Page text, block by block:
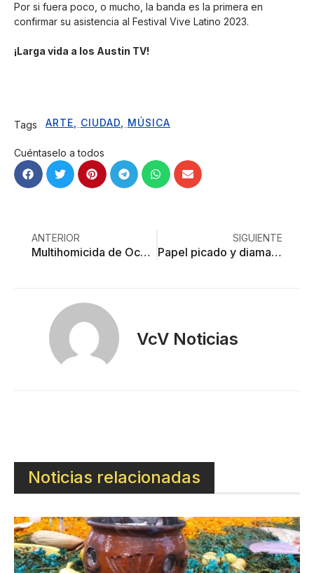
Por si fuera poco, o mucho, la banda es la primera en
confirmar su asistencia al Festival Vive Latino 2023.
¡Larga vida a los Austin TV!
Tags ARTE CIUDAD MÚSICA
Cuéntaselo a todos
ANTERIOR
Multihomicida de Ocoyoacac, a la cárcel de por vida
SIGUIENTE
Papel picado y diamantina: el arte de ultratumba
VcV Noticias
Noticias relacionadas